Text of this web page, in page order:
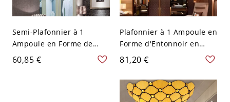
Semi-Plafonnier à 1
Ampoule en Forme de
Fleur en Verre
Transparent Lampe Semi-
60,85 €
Plafonnier à 1 Ampoule en
Forme d'Entonnoir en
Verre Jaune Motif de Cerf
Lampe Encastrée Style
Rustique - Blanc 110 V-
120 V 27,94 cm
81,20 €